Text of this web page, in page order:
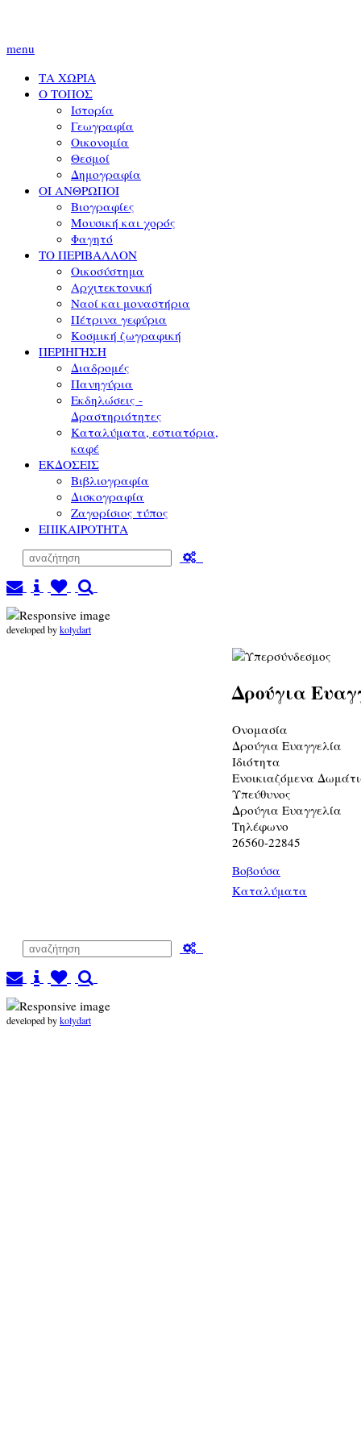
menu
ΤΑ ΧΩΡΙΑ
Ο ΤΟΠΟΣ
Ιστορία
Γεωγραφία
Οικονομία
Θεσμοί
Δημογραφία
ΟΙ ΑΝΘΡΩΠΟΙ
Βιογραφίες
Μουσική και χορός
Φαγητό
ΤΟ ΠΕΡΙΒΑΛΛΟΝ
Οικοσύστημα
Αρχιτεκτονική
Ναοί και μοναστήρια
Πέτρινα γεφύρια
Κοσμική ζωγραφική
ΠΕΡΙΗΓΗΣΗ
Διαδρομές
Πανηγύρια
Εκδηλώσεις -
Δραστηριότητες
Καταλύματα, εστιατόρια,
καφέ
ΕΚΔΟΣΕΙΣ
Βιβλιογραφία
Δισκογραφία
Ζαγορίσιος τύπος
ΕΠΙΚΑΙΡΟΤΗΤΑ
developed bykolydart
Δρούγια
Ονομασία
Δρούγια Ευαγγελία
Ιδιότητα
Ενοικιαζόμενα
Υπεύθυνος
Δρούγια Ευαγγελία
Τηλέφωνο
26560-22845
Βοβούσα
Καταλύματα
developed bykolydart